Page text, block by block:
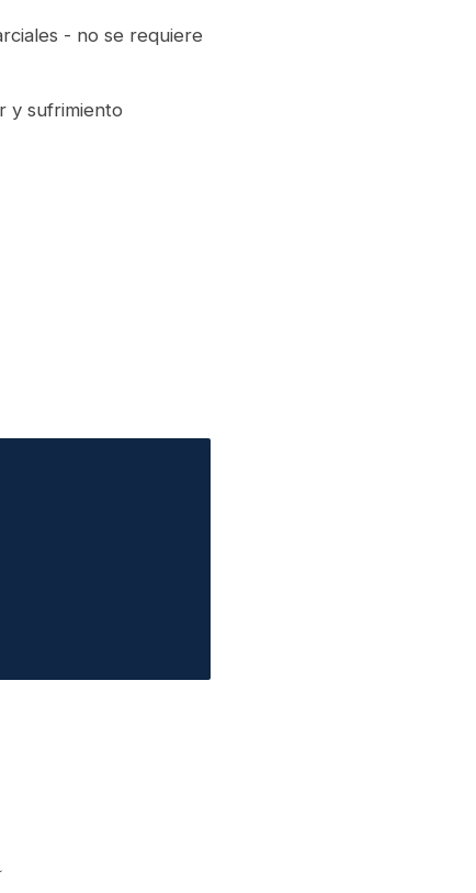
- no se requiere
y sufrimiento